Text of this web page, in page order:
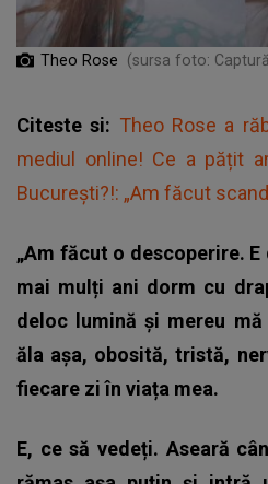
Theo Rose (sursa foto:
Citeste si: Theo Rose a
mediul online! Ce a pățit
București?!: „Am făcut
„Am făcut o descoperire. E
mai mulți ani dorm cu
deloc lumină și mereu
ăla așa, obosită, tristă,
fiecare zi în viața mea.
E, ce să vedeți. Aseară